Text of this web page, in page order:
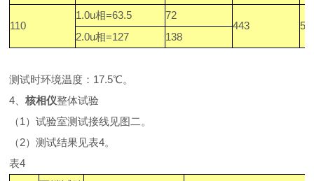
110
1.0u相=63.5
72
443
5
2.0u相=127
138
测试时环境温度：17.5℃。
4、核相仪整体试验
（1）试验室测试接线见图二。
（2）测试结果见表4。
表4